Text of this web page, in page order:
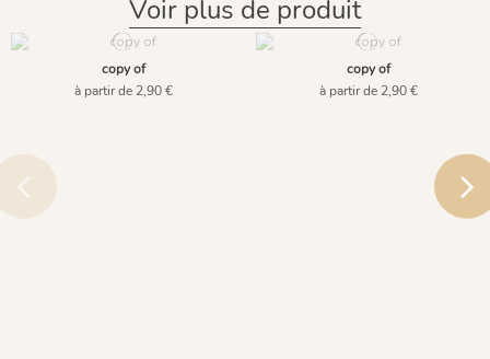
Voir plus de produit
copy of
à partir de 2,90 €
copy of
à partir de 2,90 €